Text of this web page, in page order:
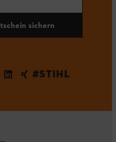
sichern
#STIHL